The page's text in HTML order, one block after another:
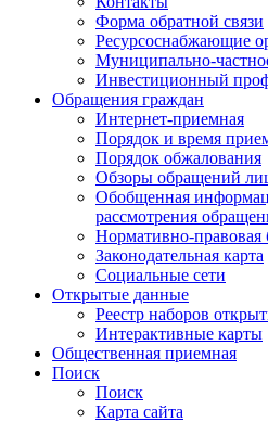
Форма обратной связи
Ресурсоснабжающие
Муниципально-
Инвестиционный
Обращения граждан
Интернет-приемная
Порядок и время
Порядок обжалования
Обзоры обращений
Обобщенная
рассмотрения
Нормативно-правовая
Законодательная карта
Социальные сети
Открытые данные
Реестр наборов
Интерактивные карты
Общественная приемная
Поиск
Поиск
Карта сайта